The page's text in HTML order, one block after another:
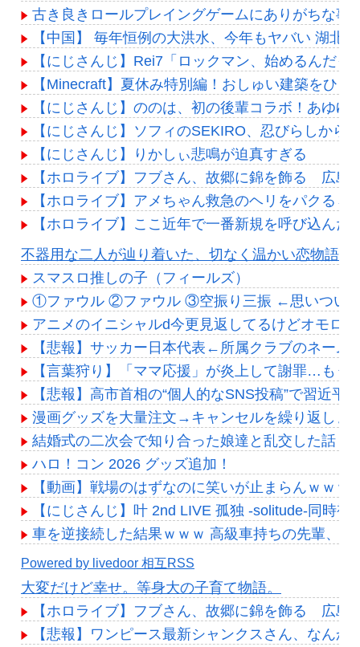
古き良きロールプレイングゲームにありがちな事
【中国】 毎年恒例の大洪水、今年もヤバい 湖北
【にじさんじ】Rei7「ロックマン、始めるんだ
【Minecraft】夏休み特別編！おしゅい建築をひ
【にじさんじ】ののは、初の後輩コラボ！あゆ
【にじさんじ】ソフィのSEKIRO、忍びらしから
【にじさんじ】りかしぃ悲鳴が迫真すぎる
【ホロライブ】フブさん、故郷に錦を飾る 広島
【ホロライブ】アメちゃん救急のヘリをパクる→
【ホロライブ】ここ近年で一番新規を呼び込んだ
Powered by livedoor 相互RSS
不器用な二人が辿り着いた、切なく温かい恋物語
スマスロ推しの子（フィールズ）
①ファウル ②ファウル ③空振り三振 ←思いつい
アニメのイニシャルd今更見返してるけどオモロ
【悲報】サッカー日本代表←所属クラブのネー
【言葉狩り】「ママ応援」が炎上して謝罪…もう
【悲報】高市首相の“個人的なSNS投稿”で習近平
漫画グッズを大量注文→キャンセルを繰り返しま
結婚式の二次会で知り合った娘達と乱交した話
ハロ！コン 2026 グッズ追加！
【動画】戦場のはずなのに笑いが止まらんｗｗ
【にじさんじ】叶 2nd LIVE 孤独 -solitude-同時
車を逆接続した結果ｗｗｗ 高級車持ちの先輩、
Powered by livedoor 相互RSS
大変だけど幸せ。等身大の子育て物語。
【ホロライブ】フブさん、故郷に錦を飾る 広島
【悲報】ワンピース最新シャンクスさん、なんか